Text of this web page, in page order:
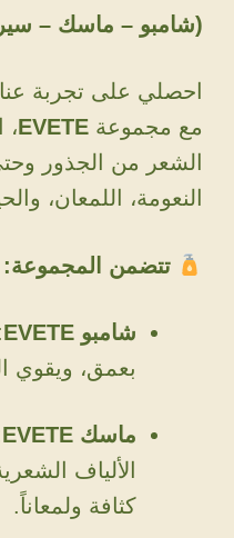
(شامبو – ماسك –
احصلي على تجربة
مع مجموعةEVETE،
الشعر من الجذور
النعومة، اللمعان،
تتضمن المجموعة:
شامبو EVETE
بعمق، ويقوي
ماسك EVETE
الألياف
كثافة ولمعاناً.